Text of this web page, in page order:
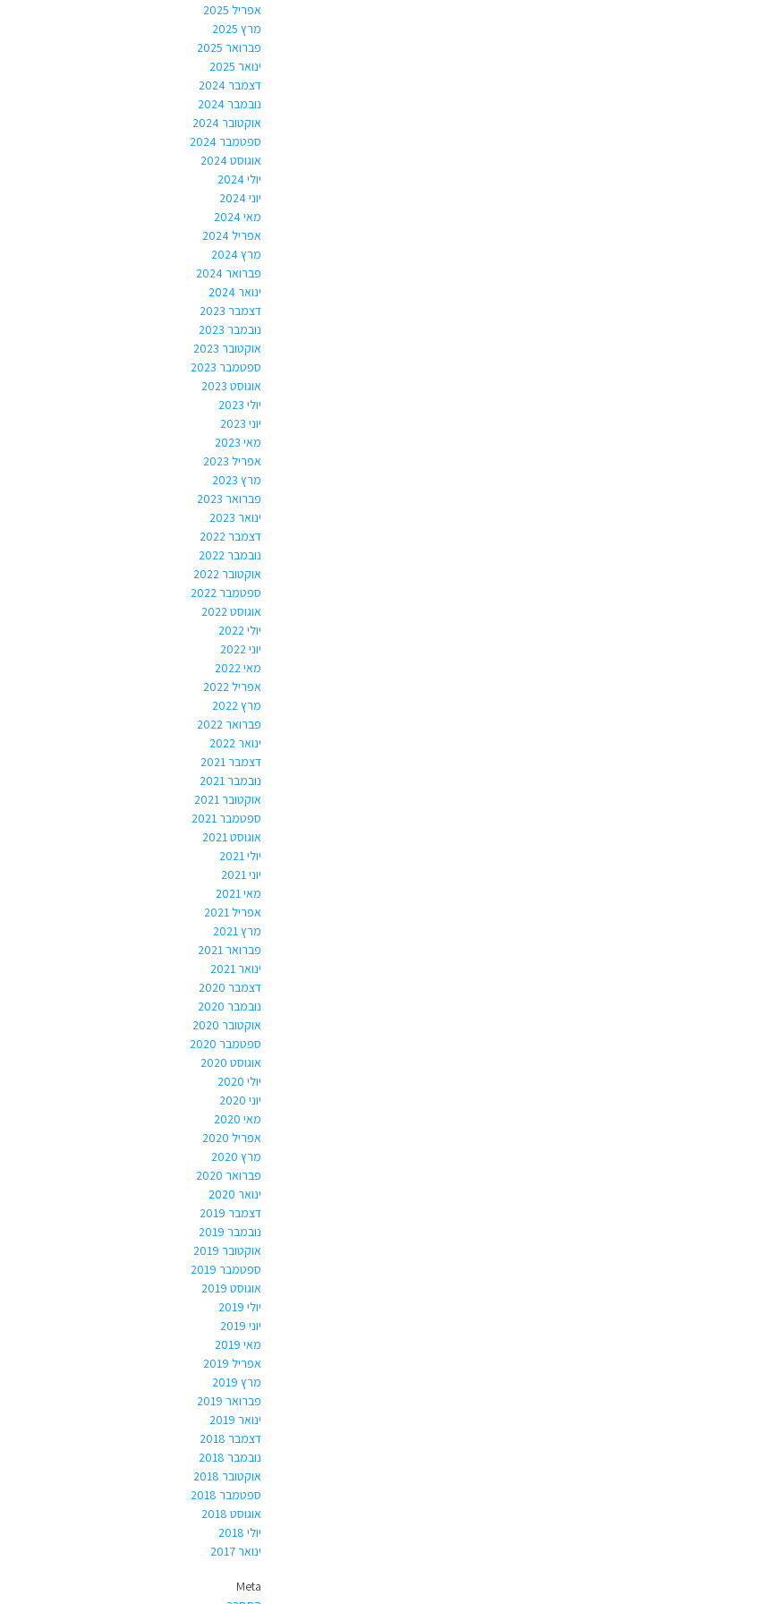
אפריל 2025
מרץ 2025
פברואר 2025
ינואר 2025
דצמבר 2024
נובמבר 2024
אוקטובר 2024
ספטמבר 2024
אוגוסט 2024
יולי 2024
יוני 2024
מאי 2024
אפריל 2024
מרץ 2024
פברואר 2024
ינואר 2024
דצמבר 2023
נובמבר 2023
אוקטובר 2023
ספטמבר 2023
אוגוסט 2023
יולי 2023
יוני 2023
מאי 2023
אפריל 2023
מרץ 2023
פברואר 2023
ינואר 2023
דצמבר 2022
נובמבר 2022
אוקטובר 2022
ספטמבר 2022
אוגוסט 2022
יולי 2022
יוני 2022
מאי 2022
אפריל 2022
מרץ 2022
פברואר 2022
ינואר 2022
דצמבר 2021
נובמבר 2021
אוקטובר 2021
ספטמבר 2021
אוגוסט 2021
יולי 2021
יוני 2021
מאי 2021
אפריל 2021
מרץ 2021
פברואר 2021
ינואר 2021
דצמבר 2020
נובמבר 2020
אוקטובר 2020
ספטמבר 2020
אוגוסט 2020
יולי 2020
יוני 2020
מאי 2020
אפריל 2020
מרץ 2020
פברואר 2020
ינואר 2020
דצמבר 2019
נובמבר 2019
אוקטובר 2019
ספטמבר 2019
אוגוסט 2019
יולי 2019
יוני 2019
מאי 2019
אפריל 2019
מרץ 2019
פברואר 2019
ינואר 2019
דצמבר 2018
נובמבר 2018
אוקטובר 2018
ספטמבר 2018
אוגוסט 2018
יולי 2018
ינואר 2017
Meta